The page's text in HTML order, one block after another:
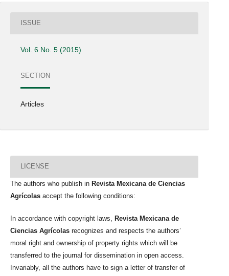
ISSUE
Vol. 6 No. 5 (2015)
SECTION
Articles
LICENSE
The authors who publish in Revista Mexicana de Ciencias
Agrícolas accept the following conditions:
In accordance with copyright laws,
Revista Mexicana de
Ciencias Agrícolas recognizes and respects the authors’
moral right and ownership of property rights which will be
transferred to the journal for dissemination in open access.
Invariably, all the authors have to sign a letter of transfer of